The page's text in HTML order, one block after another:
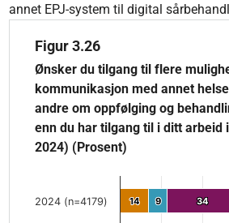
annet EPJ-system til digital
Figur 3.26
Bar chart with 4 data series.
Ønsker du tilgang til flere muligheter
The chart has 1 X axis displaying
The chart has 1 Y axis displaying
Figur 3.26
Ønsker du tilgang til flere
kommunikasjon med annet
andre om oppfølging og
enn du har tilgang til i ditt arbeid
2024) (Prosent)
34
34
9
9
14
14
2024 (n=4179)